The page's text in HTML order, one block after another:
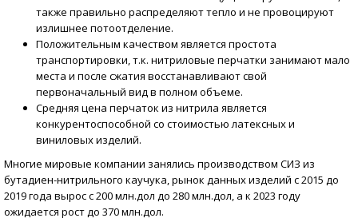
также правильно распределяют тепло и не провоцируют
излишнее потоотделение.
Положительным качеством является простота
транспортировки, т.к. нитриловые перчатки занимают мало
места и после сжатия восстанавливают свой
первоначальный вид в полном объеме.
Средняя цена перчаток из нитрила является
конкурентоспособной со стоимостью латексных и
виниловых изделий.
Многие мировые компании занялись производством СИЗ из
бутадиен-нитрильного каучука, рынок данных изделий с 2015 до
2019 года вырос с 200 млн.дол до 280 млн.дол, а к 2023 году
ожидается рост до 370 млн.дол.